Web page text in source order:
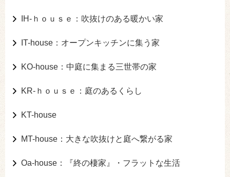
IH-ｈｏｕｓｅ：吹抜けのある暖かい家
IT-house：オープンキッチンに集う家
KO-house：中庭に集まる三世帯の家
KR-ｈｏｕｓｅ：庭のあるくらし
KT-house
MT-house：大きな吹抜けと庭へ繋がる家
Oa-house：『終の棲家』・フラットな生活